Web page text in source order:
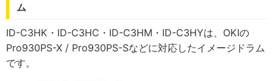
ム
ID-C3HK・ID-C3HC・ID-C3HM・ID-C3HYは、OKIの
Pro930PS-X / Pro930PS-Sなどに対応したイメージドラム
です。